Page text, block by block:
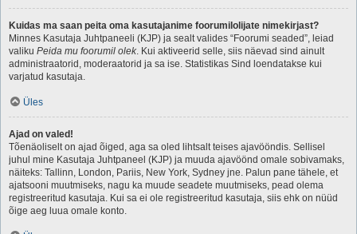
Kuidas ma saan peita oma kasutajanime foorumilolijate nimekirjast?
Minnes Kasutaja Juhtpaneeli (KJP) ja sealt valides “Foorumi seaded”, leiad
valiku Peida mu foorumil olek. Kui aktiveerid selle, siis näevad sind ainult
administraatorid, moderaatorid ja sa ise. Statistikas Sind loendatakse kui
varjatud kasutaja.
Üles
Ajad on valed!
Tõenäoliselt on ajad õiged, aga sa oled lihtsalt teises ajavööndis. Sellisel
juhul mine Kasutaja Juhtpaneel (KJP) ja muuda ajavöönd omale sobivamaks,
näiteks: Tallinn, London, Pariis, New York, Sydney jne. Palun pane tähele, et
ajatsooni muutmiseks, nagu ka muude seadete muutmiseks, pead olema
registreeritud kasutaja. Kui sa ei ole registreeritud kasutaja, siis ehk on nüüd
õige aeg luua omale konto.